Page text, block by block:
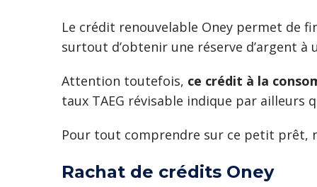
Le crédit renouvelable Oney permet de
surtout d’obtenir une réserve d’argent
Attention toutefois, ce crédit à la
taux TAEG révisable indique par ailleurs
Pour tout comprendre sur ce petit prêt,
Rachat de crédits Oney